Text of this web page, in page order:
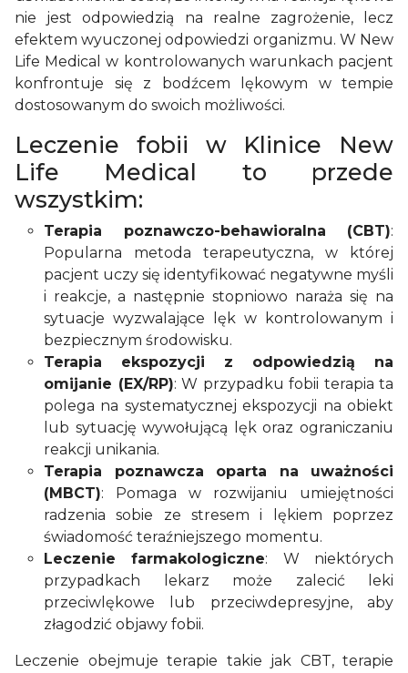
nie jest odpowiedzią na realne zagrożenie, lecz
efektem wyuczonej odpowiedzi organizmu. W New
Life Medical w kontrolowanych warunkach pacjent
konfrontuje się z bodźcem lękowym w tempie
dostosowanym do swoich możliwości.
Leczenie fobii w Klinice New
Life Medical to przede
wszystkim:
Terapia poznawczo-behawioralna (CBT):
Popularna metoda terapeutyczna, w której
pacjent uczy się identyfikować negatywne myśli
i reakcje, a następnie stopniowo naraża się na
sytuacje wyzwalające lęk w kontrolowanym i
bezpiecznym środowisku.
Terapia ekspozycji z odpowiedzią na
omijanie (EX/RP): W przypadku fobii terapia ta
polega na systematycznej ekspozycji na obiekt
lub sytuację wywołującą lęk oraz ograniczaniu
reakcji unikania.
Terapia poznawcza oparta na uważności
(MBCT): Pomaga w rozwijaniu umiejętności
radzenia sobie ze stresem i lękiem poprzez
świadomość teraźniejszego momentu.
Leczenie farmakologiczne: W niektórych
przypadkach lekarz może zalecić leki
przeciwlękowe lub przeciwdepresyjne, aby
złagodzić objawy fobii.
Leczenie obejmuje terapie takie jak CBT, terapie